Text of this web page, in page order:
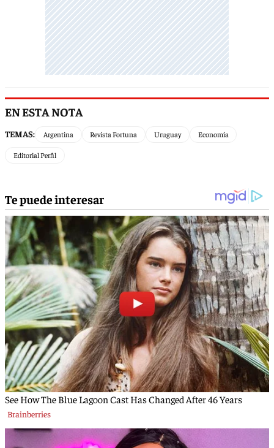
EN ESTA NOTA
TEMAS: Argentina Revista Fortuna Uruguay Economía
Editorial Perfil